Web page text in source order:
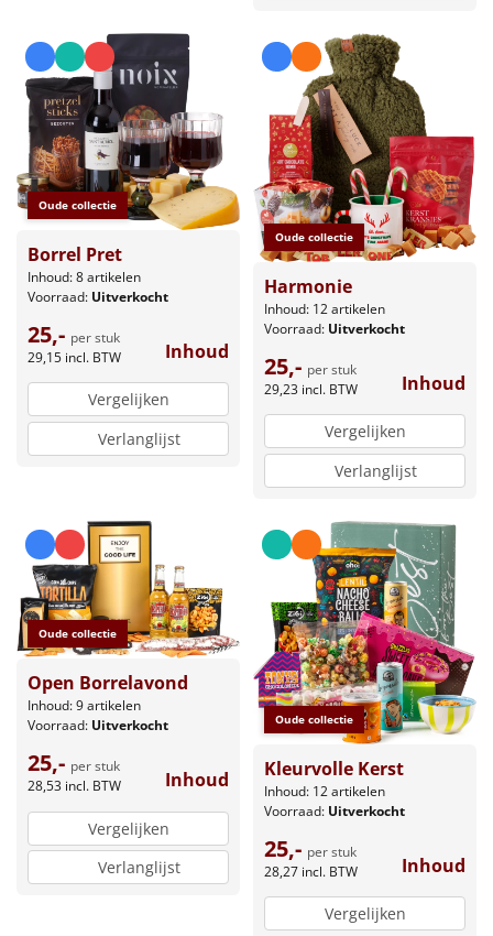
Oude collectie
Borrel Pret
Inhoud: 8 artikelen
Voorraad: Uitverkocht
25,- per stuk
29,15 incl. BTW Inhoud
Vergelijken
Verlanglijst
Oude collectie
Harmonie
Inhoud: 12 artikelen
Voorraad: Uitverkocht
25,- per stuk
29,23 incl. BTW Inhoud
Vergelijken
Verlanglijst
Oude collectie
Open Borrelavond
Inhoud: 9 artikelen
Voorraad: Uitverkocht
25,- per stuk
28,53 incl. BTW Inhoud
Vergelijken
Verlanglijst
Oude collectie
Kleurvolle Kerst
Inhoud: 12 artikelen
Voorraad: Uitverkocht
25,- per stuk
28,27 incl. BTW Inhoud
Vergelijken